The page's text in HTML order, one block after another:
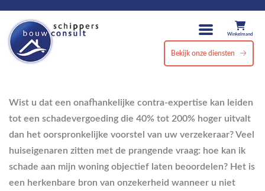
Winkelmand
Bekijk onze diensten
Wist u dat een onafhankelijke contra-expertise kan leiden
tot een schadevergoeding die 40% tot 200% hoger uitvalt
dan het oorspronkelijke voorstel van uw verzekeraar? Veel
huiseigenaren zitten met de prangende vraag: hoe kan ik
schade aan mijn woning objectief laten beoordelen? Het is
een herkenbare bron van onzekerheid wanneer u niet